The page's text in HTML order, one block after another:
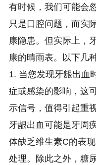
有时候，我们可能会
只是口腔问题，而实
康隐患。但实际上，
康的晴雨表。以下几
1. 当您发现牙龈出血
症或感染的影响，这
示信号，值得引起重
牙龈出血可能是牙周
体缺乏维生素C的表
处理。除此之外，糖